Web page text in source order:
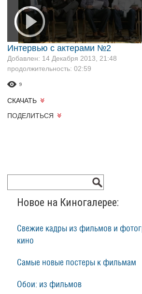
Интервью с актерами №2
Добавлен: 14 Декабря 2013, 21:48
продолжительность: 02:59
9
СКАЧАТЬ
ПОДЕЛИТЬСЯ
Новое на Киногалерее:
Свежие кадры из фильмов и
кино
Самые новые постеры к фильмам
Обои: из фильмов